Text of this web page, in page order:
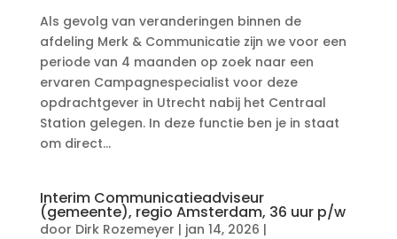
Als gevolg van veranderingen binnen de
afdeling Merk & Communicatie zijn we voor een
periode van 4 maanden op zoek naar een
ervaren Campagnespecialist voor deze
opdrachtgever in Utrecht nabij het Centraal
Station gelegen. In deze functie ben je in staat
om direct...
Interim Communicatieadviseur
(gemeente), regio Amsterdam, 36 uur p/w
door Dirk Rozemeyer | jan 14, 2026 |